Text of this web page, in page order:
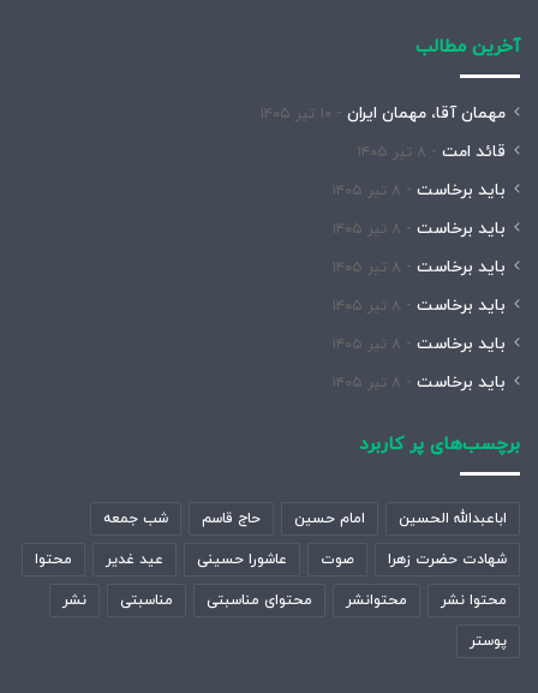
آخرین مطالب
مهمان آقا، مهمان ایران ۱۰ تیر ۱۴۰۵
قائد امت ۸ تیر ۱۴۰۵
باید برخاست ۸ تیر ۱۴۰۵
باید برخاست ۸ تیر ۱۴۰۵
باید برخاست ۸ تیر ۱۴۰۵
باید برخاست ۸ تیر ۱۴۰۵
باید برخاست ۸ تیر ۱۴۰۵
باید برخاست ۸ تیر ۱۴۰۵
برچسب‌های پر کاربرد
اباعبدالله الحسین امام حسین حاج قاسم شب جمعه
شهادت حضرت زهرا صوت عاشورا حسینی عید غدیر محتوا
محتوا نشر محتوانشر محتوای مناسبتی مناسبتی نشر
پوستر